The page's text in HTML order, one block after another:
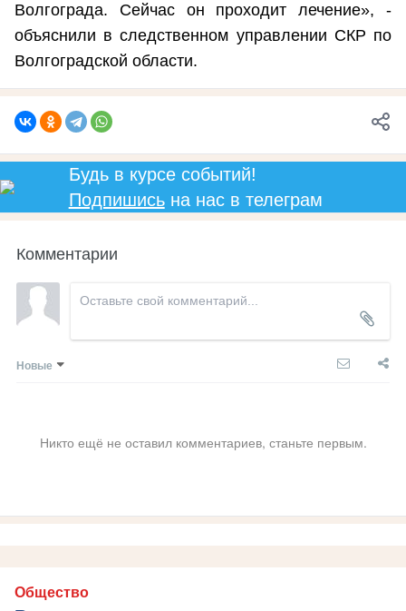
Волгограда. Сейчас он проходит лечение», -
объяснили в следственном управлении СКР по
Волгоградской области.
Будь в курсе событий!
Подпишисьна нас в телеграм
Комментарии
Новые
Никто ещё не оставил комментариев, станьте первым.
Общество